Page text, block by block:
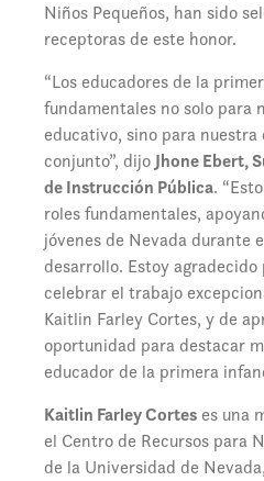
Niños Pequeños, han sido
receptoras de este honor.
“Los educadores de la
fundamentales no solo para
educativo, sino para nuestra
conjunto”, dijoJhone Ebert,
de Instrucción Pública.
roles fundamentales,
jóvenes de Nevada durante
desarrollo. Estoy
celebrar el trabajo
Kaitlin Farley Cortes, y de
oportunidad para destacar
educador de la primera
Kaitlin Farley Corteses una
el Centro de Recursos para
de la Universidad de